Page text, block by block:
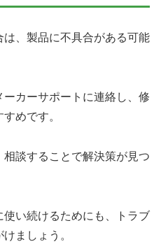
、製品に不具合がある可能
カーサポートに連絡し、修
めです。
談することで解決策が見つ
い続けるためにも、トラブ
ましょう。